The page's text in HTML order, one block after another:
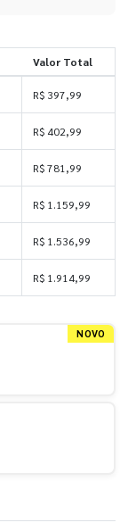
Valor Total
R$ 397,99
R$ 402,99
R$ 781,99
R$ 1.159,99
R$ 1.536,99
R$ 1.914,99
NOVO